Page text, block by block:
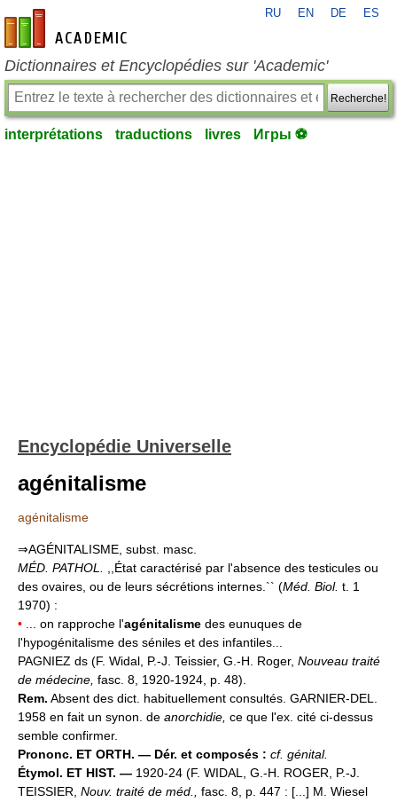
fr-academic.com
RU EN DE ES
Dictionnaires et Encyclopédies sur 'Academic'
Recherche!
interprétations traductions livres Игры ⚽
Encyclopédie Universelle
agénitalisme
agénitalisme
⇒AGÉNITALISME, subst. masc.
MÉD. PATHOL.
,,État caractérisé par l'absence des testicules ou
des ovaires, ou de leurs sécrétions internes.`` (Méd. Biol. t. 1
1970) :
• ... on rapproche l'agénitalisme des eunuques de
l'hypogénitalisme des séniles et des infantiles...
PAGNIEZ ds (F. Widal, P.-J. Teissier, G.-H. Roger, Nouveau traité
de médecine, fasc. 8, 1920-1924, p. 48).
Rem. Absent des dict. habituellement consultés. GARNIER-DEL.
1958 en fait un synon. de anorchidie, ce que l'ex. cité ci-dessus
semble confirmer.
Prononc. ET ORTH. — Dér. et composés : cf. génital.
Étymol. ET HIST. — 1920-24 (F. WIDAL, G.-H. ROGER, P.-J.
TEISSIER, Nouv. traité de méd.,
fasc. 8, p. 447 : [...] M. Wiesel